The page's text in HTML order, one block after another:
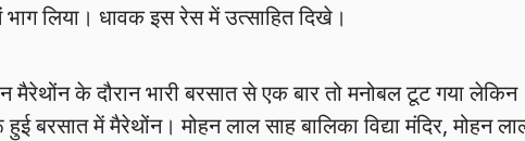
लिया। धावक इस रेस में उत्साहित दिखे।
के दौरान भारी बरसात से एक बार तो मनोबल टूट गया लेकिन
में मैरेथोंन। मोहन लाल साह बालिका विद्या मंदिर, मोहन